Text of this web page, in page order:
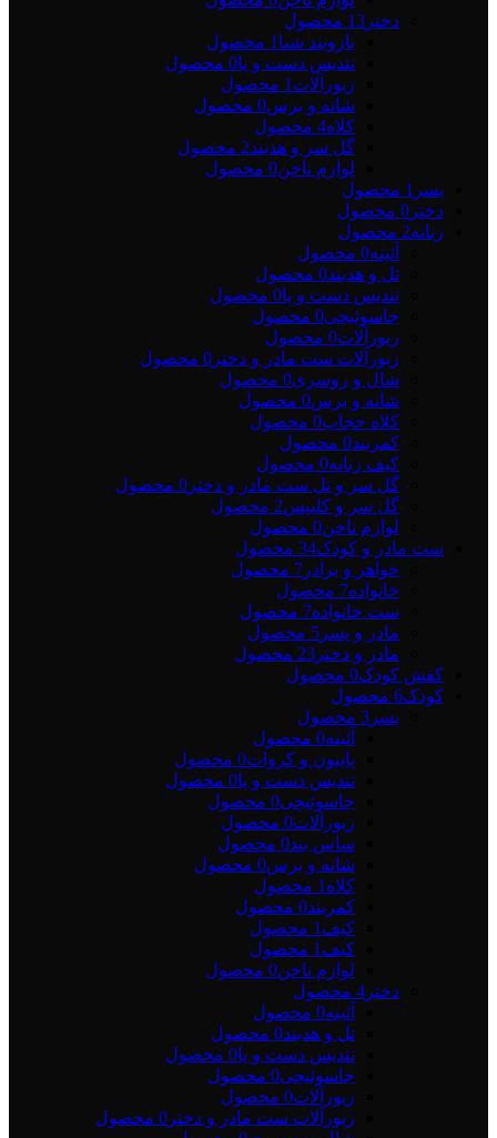
دختر 13 محصول
بازوبند شنا 1 محصول
تندیس دست و پا0 محصول
زیورآلات 1 محصول
شانه و برس0 محصول
کلاه4 محصول
گل سر و هدبند2 محصول
لوازم ناخن0 محصول
پسر 1 محصول
دختر 0 محصول
زنانه2 محصول
آئینه0 محصول
تل و هدبند0 محصول
تندیس دست و پا0 محصول
جاسوئیچی0 محصول
زیورآلات0 محصول
زیورآلات ست مادر و دختر 0 محصول
شال و روسری0 محصول
شانه و برس0 محصول
کلاه حجاب0 محصول
کمربند0 محصول
کیف زنانه0 محصول
گل سر و تل ست مادر و دختر 0 محصول
گل سر و کلیپس2 محصول
لوازم ناخن0 محصول
ست مادر و کودک34 محصول
خواهر و برادر 7 محصول
خانواده7 محصول
ست خانواده7 محصول
مادر و پسر 5 محصول
مادر و دختر 23 محصول
کفش کودک0 محصول
کودک6 محصول
پسر 3 محصول
آئینه0 محصول
پاپیون و کروات0 محصول
تندیس دست و پا0 محصول
جاسوئیچی0 محصول
زیورآلات0 محصول
ساس بند0 محصول
شانه و برس0 محصول
کلاه 1 محصول
کمربند0 محصول
کیف 1 محصول
کیف 1 محصول
لوازم ناخن0 محصول
دختر 4 محصول
آئینه0 محصول
تل و هدبند0 محصول
تندیس دست و پا0 محصول
جاسوئیچی0 محصول
زیورآلات0 محصول
زیورآلات ست مادر و دختر 0 محصول